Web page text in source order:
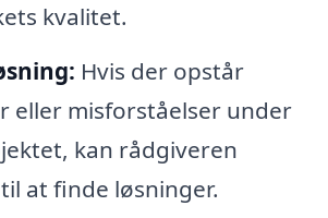
kvalitet.
Hvis der opstår
eller misforståelser under
kan rådgiveren
at finde løsninger.